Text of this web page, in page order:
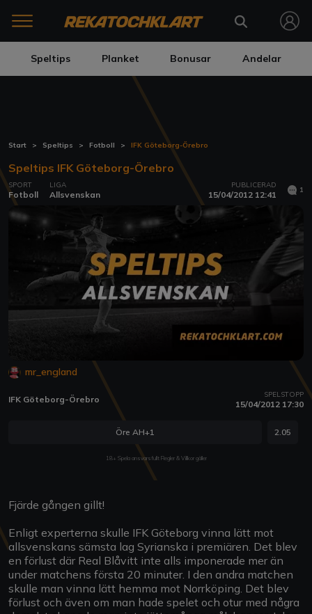
Speltips Planket Bonusar Andelar
Start Speltips Fotboll IFK Göteborg-Örebro
Speltips IFK Göteborg-Örebro
SPORT
Fotboll
LIGA
Allsvenskan
PUBLICERAD
15/04/2012 12:41 1
mr_england
IFK Göteborg-Örebro SPELSTOPP
15/04/2012 17:30
Öre AH+1 2.05
18+ Spela ansvarsfullt Regler & Villkor gäller
Fjärde gången gillt!
Enligt experterna skulle IFK Göteborg vinna lätt mot
allsvenskans sämsta lag Syrianska i premiären. Det blev
en förlust där Real Blåvitt inte alls imponerade mer än
under matchens första 20 minuter. I den andra matchen
skulle man vinna lätt hemma mot Norrköping. Det blev
förlust och även om man hade spelet och otur med några